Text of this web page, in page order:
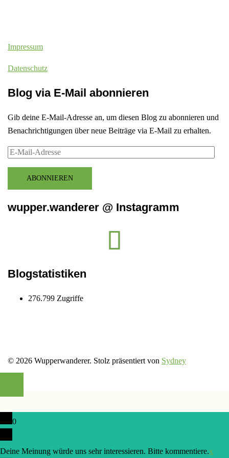
Impressum
Datenschutz
Blog via E-Mail abonnieren
Gib deine E-Mail-Adresse an, um diesen Blog zu abonnieren und
Benachrichtigungen über neue Beiträge via E-Mail zu erhalten.
E-
AdresseABONNIEREN
wupper.wanderer @ Instagramm
Blogstatistiken
276.799 Zugriffe
© 2026 Wupperwanderer. Stolz präsentiert von Sydney
0
Deine Meinung würde uns sehr interessieren. Bitte kommentiere.x